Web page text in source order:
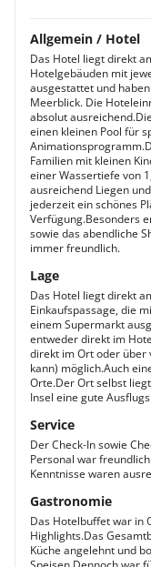
Allgemein / Hotel
Das Hotel liegt direkt
Hotelgebäuden mit
ausgestattet und
Meerblick. Die
absolut
einen kleinen Pool für
Familien mit kleinen
einer Wassertiefe von
ausreichend Liegen
jederzeit ein schönes
Verfügung.Besonders
sowie das abendliche
immer freundlich.
Lage
Das Hotel liegt direkt
Einkaufspassage, die
einem Supermarkt
entweder direkt im
direkt im Ort oder über
kann) möglich.Auch
Orte.Der Ort selbst
Insel eine gute
Service
Der Check-In sowie
Personal war
Kenntnisse waren
Gastronomie
Das Hotelbuffet war in
Highlights.Das
Küche angelehnt und